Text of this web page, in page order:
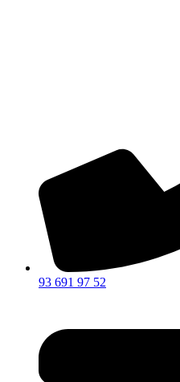
93 691 97 52